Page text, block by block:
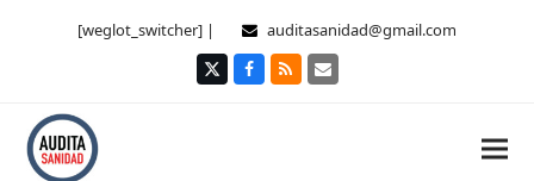
[weglot_switcher] | auditasanidad@gmail.com
TwitterFacebook
RSS Correo